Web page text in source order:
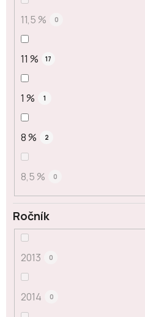
11,5 % 0
11 % 17
1 % 1
8 % 2
8,5 % 0
Ročník
2013 0
2014 0